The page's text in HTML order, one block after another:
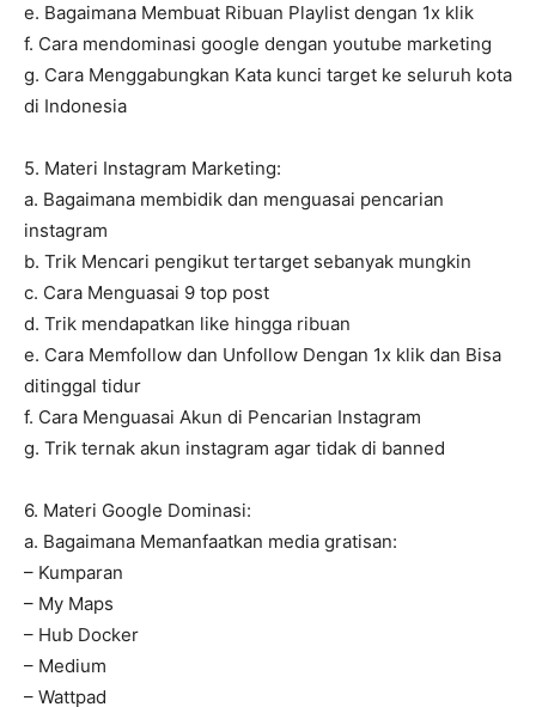
e. Bagaimana Membuat Ribuan Playlist dengan 1x klik
f. Cara mendominasi google dengan youtube marketing
g. Cara Menggabungkan Kata kunci target ke seluruh kota
di Indonesia
5. Materi Instagram Marketing:
a. Bagaimana membidik dan menguasai pencarian
instagram
b. Trik Mencari pengikut tertarget sebanyak mungkin
c. Cara Menguasai 9 top post
d. Trik mendapatkan like hingga ribuan
e. Cara Memfollow dan Unfollow Dengan 1x klik dan Bisa
ditinggal tidur
f. Cara Menguasai Akun di Pencarian Instagram
g. Trik ternak akun instagram agar tidak di banned
6. Materi Google Dominasi:
a. Bagaimana Memanfaatkan media gratisan:
– Kumparan
– My Maps
– Hub Docker
– Medium
– Wattpad